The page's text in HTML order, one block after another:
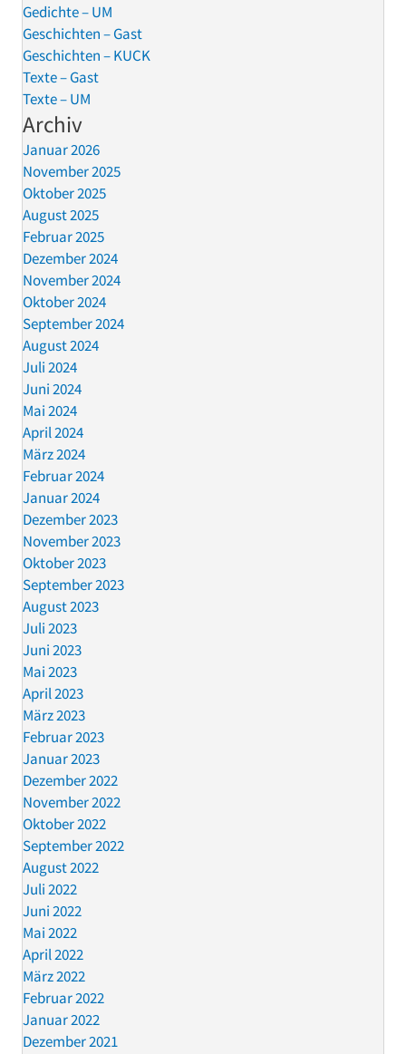
Gedichte – UM
Geschichten – Gast
Geschichten – KUCK
Texte – Gast
Texte – UM
Archiv
Januar 2026
November 2025
Oktober 2025
August 2025
Februar 2025
Dezember 2024
November 2024
Oktober 2024
September 2024
August 2024
Juli 2024
Juni 2024
Mai 2024
April 2024
März 2024
Februar 2024
Januar 2024
Dezember 2023
November 2023
Oktober 2023
September 2023
August 2023
Juli 2023
Juni 2023
Mai 2023
April 2023
März 2023
Februar 2023
Januar 2023
Dezember 2022
November 2022
Oktober 2022
September 2022
August 2022
Juli 2022
Juni 2022
Mai 2022
April 2022
März 2022
Februar 2022
Januar 2022
Dezember 2021